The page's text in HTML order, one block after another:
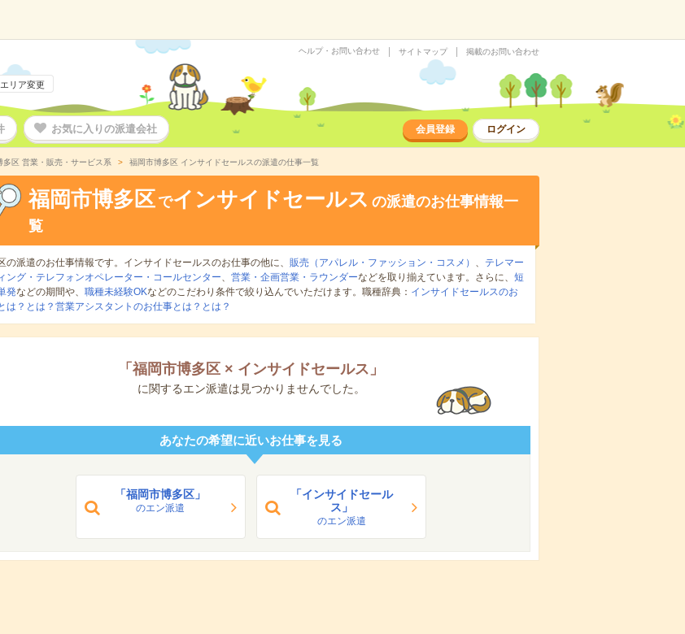
エリア変更
ヘルプ・お問い合わせ サイトマップ 掲載のお問い合わせ
お気に入りの派遣会社 会員登録 ログイン
多区 営業・販売・サービス系 福岡市博多区 インサイドセールスの派遣の仕事一覧
福岡市博多区 でインサイドセールス の派遣のお仕事情報一
覧
の派遣のお仕事情報です。インサイドセールスのお仕事の他に、 販売（アパレル・ファッション・コスメ） 、
テレマー
ング・テレフォンオペレーター・コールセンター、 営業・企画営業・ラウンダーなどを取り揃えています。さらに、 短
発などの期間や、 職種未経験OKなどのこだわり条件で絞り込んでいただけます。職種辞典： インサイドセールスのお
は？とは？ 営業アシスタントのお仕事とは？とは？
「 福岡市博多区 × インサイドセールス 」
に関するエン派遣は見つかりませんでした。
あなたの希望に近いお仕事を見る
「福岡市博多区」
のエン派遣
「インサイドセール
ス」
のエン派遣